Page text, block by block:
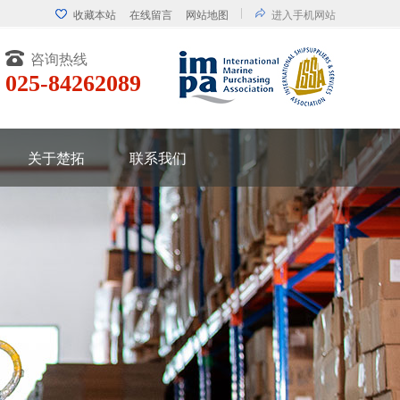
进入手机网站
收藏本站 在线留言 网站地图
咨询热线
025-84262089
关于楚拓 联系我们